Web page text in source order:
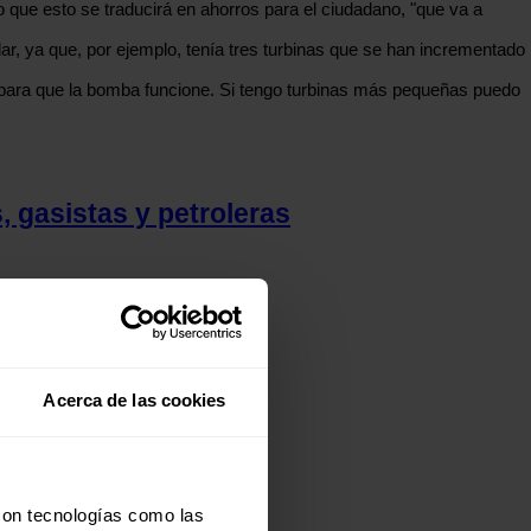
Acerca de las cookies
tecnologías como las
esto se traducirá en ahorros para el ciudadano, "que va a
ya que, por ejemplo, tenía tres turbinas que se han incrementado
que la bomba funcione. Si tengo turbinas más pequeñas puedo
gasistas y petroleras